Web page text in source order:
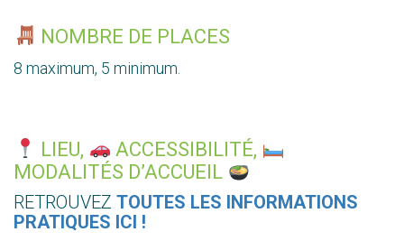
NOMBRE DE PLACES
8 maximum, 5 minimum.
LIEU,
ACCESSIBILITÉ,
MODALITÉS D’ACCUEIL
RETROUVEZ TOUTES LES INFORMATIONS
PRATIQUES ICI !